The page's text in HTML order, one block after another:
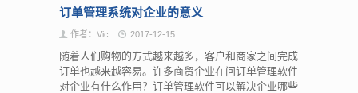
订单管理系统对企业的意义
作者：Vic 2017-12-15
随着人们购物的方式越来越多，客户和商家之间完成
订单也越来越容易。许多商贸企业在问订单管理软件
对企业有什么作用？订单管理软件可以解决企业哪些